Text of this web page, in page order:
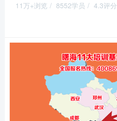
11万+浏览 / 8552学员 / 4.3评分